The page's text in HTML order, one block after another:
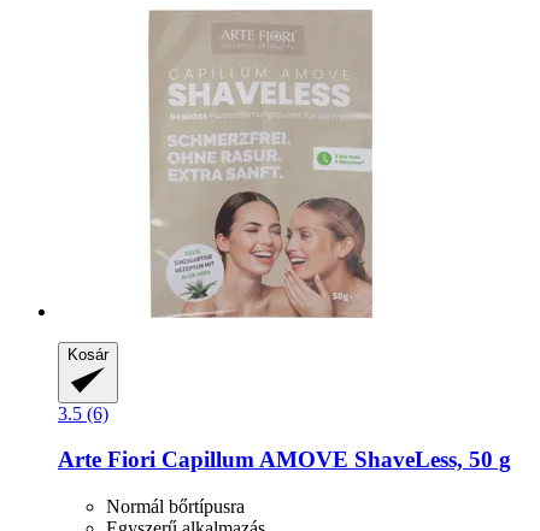
Kosár
3.5 (6)
Arte Fiori Capillum AMOVE ShaveLess, 50 g
Normál bőrtípusra